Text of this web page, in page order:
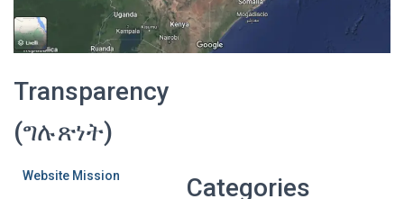
Transparency
(ግሉጽነት)
Website Mission
Categories